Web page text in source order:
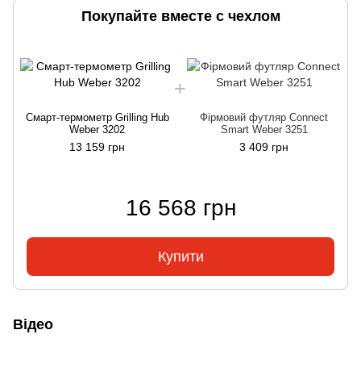
Покупайте вместе с чехлом
Смарт-термометр Grilling Hub
Weber 3202
13 159 грн
Фірмовий футляр Connect
Smart Weber 3251
3 409 грн
16 568 грн
Купити
Відео